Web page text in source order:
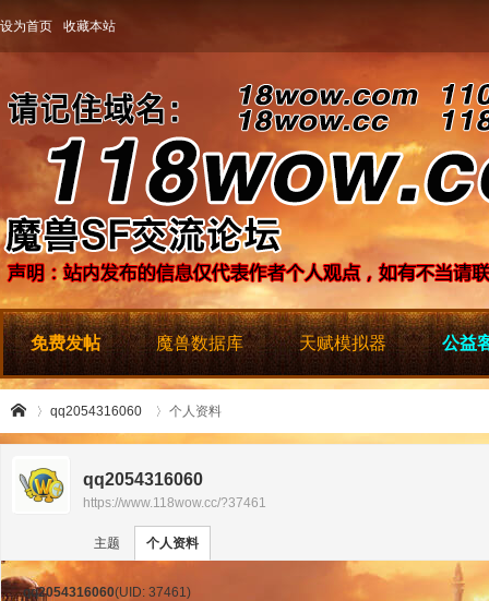
设为首页 收藏本站
免费发帖 魔兽数据库 天赋模拟器 公益
qq2054316060
›
个人资料
qq2054316060
https://www.118wow.cc/?37461
主题 个人资料
qq2054316060(UID: 37461)